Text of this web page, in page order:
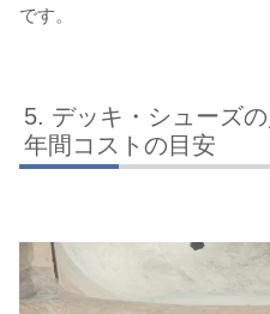
です。
デッキ・シューズ
年間コストの目安